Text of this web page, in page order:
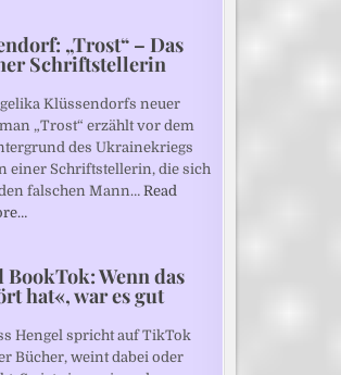
„Trost“ – Das
Schriftstellerin
Klüssendorfs neuer
„Trost“ erzählt vor dem
des Ukrainekriegs
einer Schriftstellerin, die sich
falschen Mann…Read
BookTok: Wenn das
hat«, war es gut
Hengel spricht auf TikTok
Bücher, weint dabei oder